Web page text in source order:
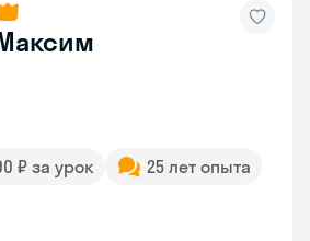
₽ за урок
25 лет опыта